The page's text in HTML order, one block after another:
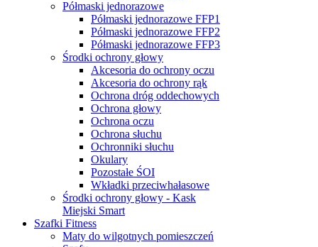
Półmaski jednorazowe
Półmaski jednorazowe FFP1
Półmaski jednorazowe FFP2
Półmaski jednorazowe FFP3
Środki ochrony głowy
Akcesoria do ochrony oczu
Akcesoria do ochrony rąk
Ochrona dróg oddechowych
Ochrona głowy
Ochrona oczu
Ochrona słuchu
Ochronniki słuchu
Okulary
Pozostałe ŚOI
Wkładki przeciwhałasowe
Środki ochrony głowy - Kask
Miejski Smart
Szafki Fitness
Maty do wilgotnych pomieszczeń